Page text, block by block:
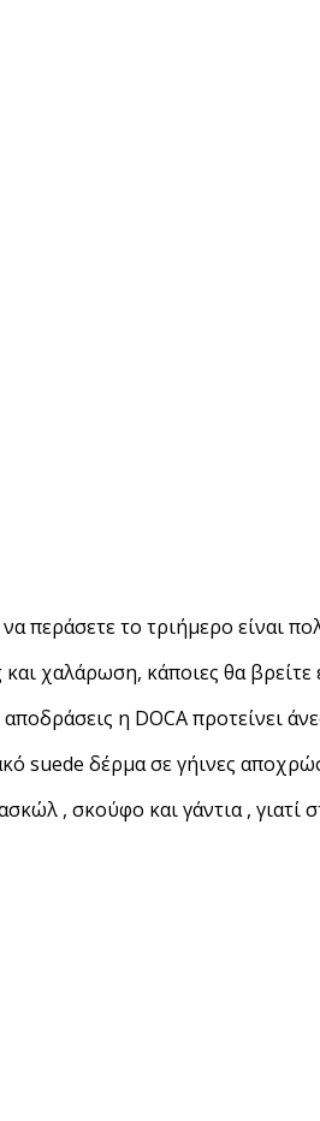
περάσετε το τριήμερο είναι
και χαλάρωση, κάποιες θα βρείτε
αποδράσεις η DOCAπροτείνει
suede δέρμα σε γήινες
, σκούφο και γάντια ,